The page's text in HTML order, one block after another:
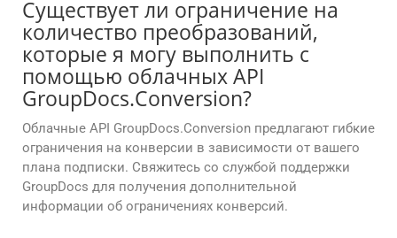
Существует ли ограничение на
количество преобразований,
которые я могу выполнить с
помощью облачных API
GroupDocs.Conversion?
Облачные API GroupDocs.Conversion предлагают гибкие
ограничения на конверсии в зависимости от вашего
плана подписки. Свяжитесь со службой поддержки
GroupDocs для получения дополнительной
информации об ограничениях конверсий.